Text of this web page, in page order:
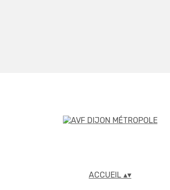
ACCUEIL ▴▾